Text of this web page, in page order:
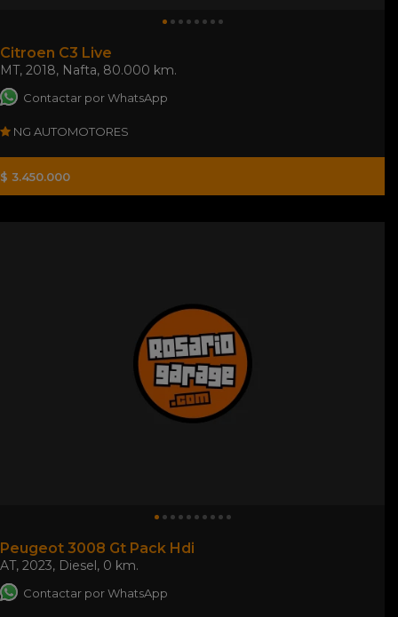
Citroen C3 Live
MT, 2018, Nafta, 80.000 km.
Contactar por WhatsApp
NG AUTOMOTORES
$ 3.450.000
Peugeot 3008 Gt Pack Hdi
AT, 2023, Diesel, 0 km.
Contactar por WhatsApp